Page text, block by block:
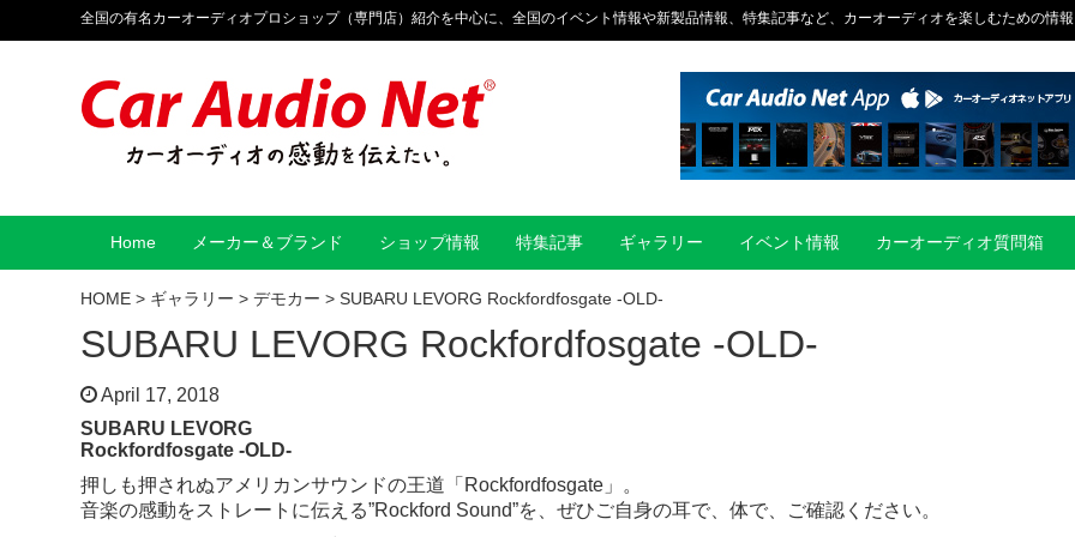
全国の有名カーオーディオプロショップ（専門店）紹介を中心に、全国のイベント情報や新製品情報、特集記事など、カーオーディオを楽しむための情
Home メーカー＆ブランド ショップ情報 特集記事 ギャラリー イベント情報 カーオーディオ質問箱
HOME > ギャラリー > デモカー > SUBARU LEVORG Rockfordfosgate -OLD-
SUBARU LEVORG Rockfordfosgate -OLD-
April 17, 2018
SUBARU LEVORG
Rockfordfosgate -OLD-
押しも押されぬアメリカンサウンドの王道「Rockfordfosgate」。
音楽の感動をストレートに伝える”Rockford Sound”を、ぜひご自身の耳で、体で、ご確認ください。